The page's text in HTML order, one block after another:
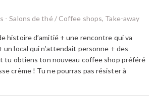
-Salons de thé / Coffee shops, Take-away
histoire d’amitié + une rencontre qui va
un local qui n’attendait personne + des
tu obtiens ton nouveau coffee shop préféré
crème ! Tu ne pourras pas résister à